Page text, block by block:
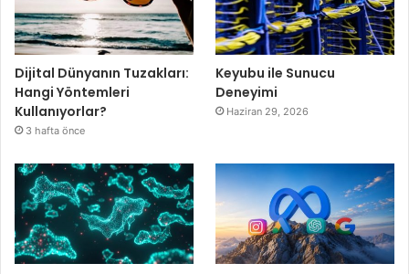
Dijital Dünyanın Tuzakları:
Hangi Yöntemleri
Kullanıyorlar?
3 hafta önce
Keyubu ile Sunucu
Deneyimi
Haziran 29, 2026